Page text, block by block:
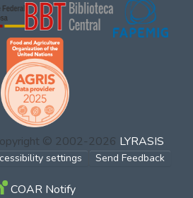
© 2002-2026 LYRASIS
settings Send Feedback
COAR Notify